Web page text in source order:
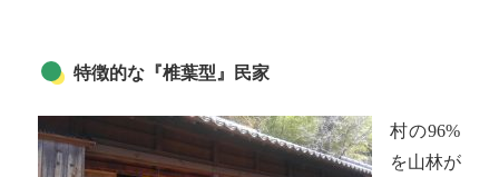
特徴的な『椎葉型』民家
村の96%
を山林が